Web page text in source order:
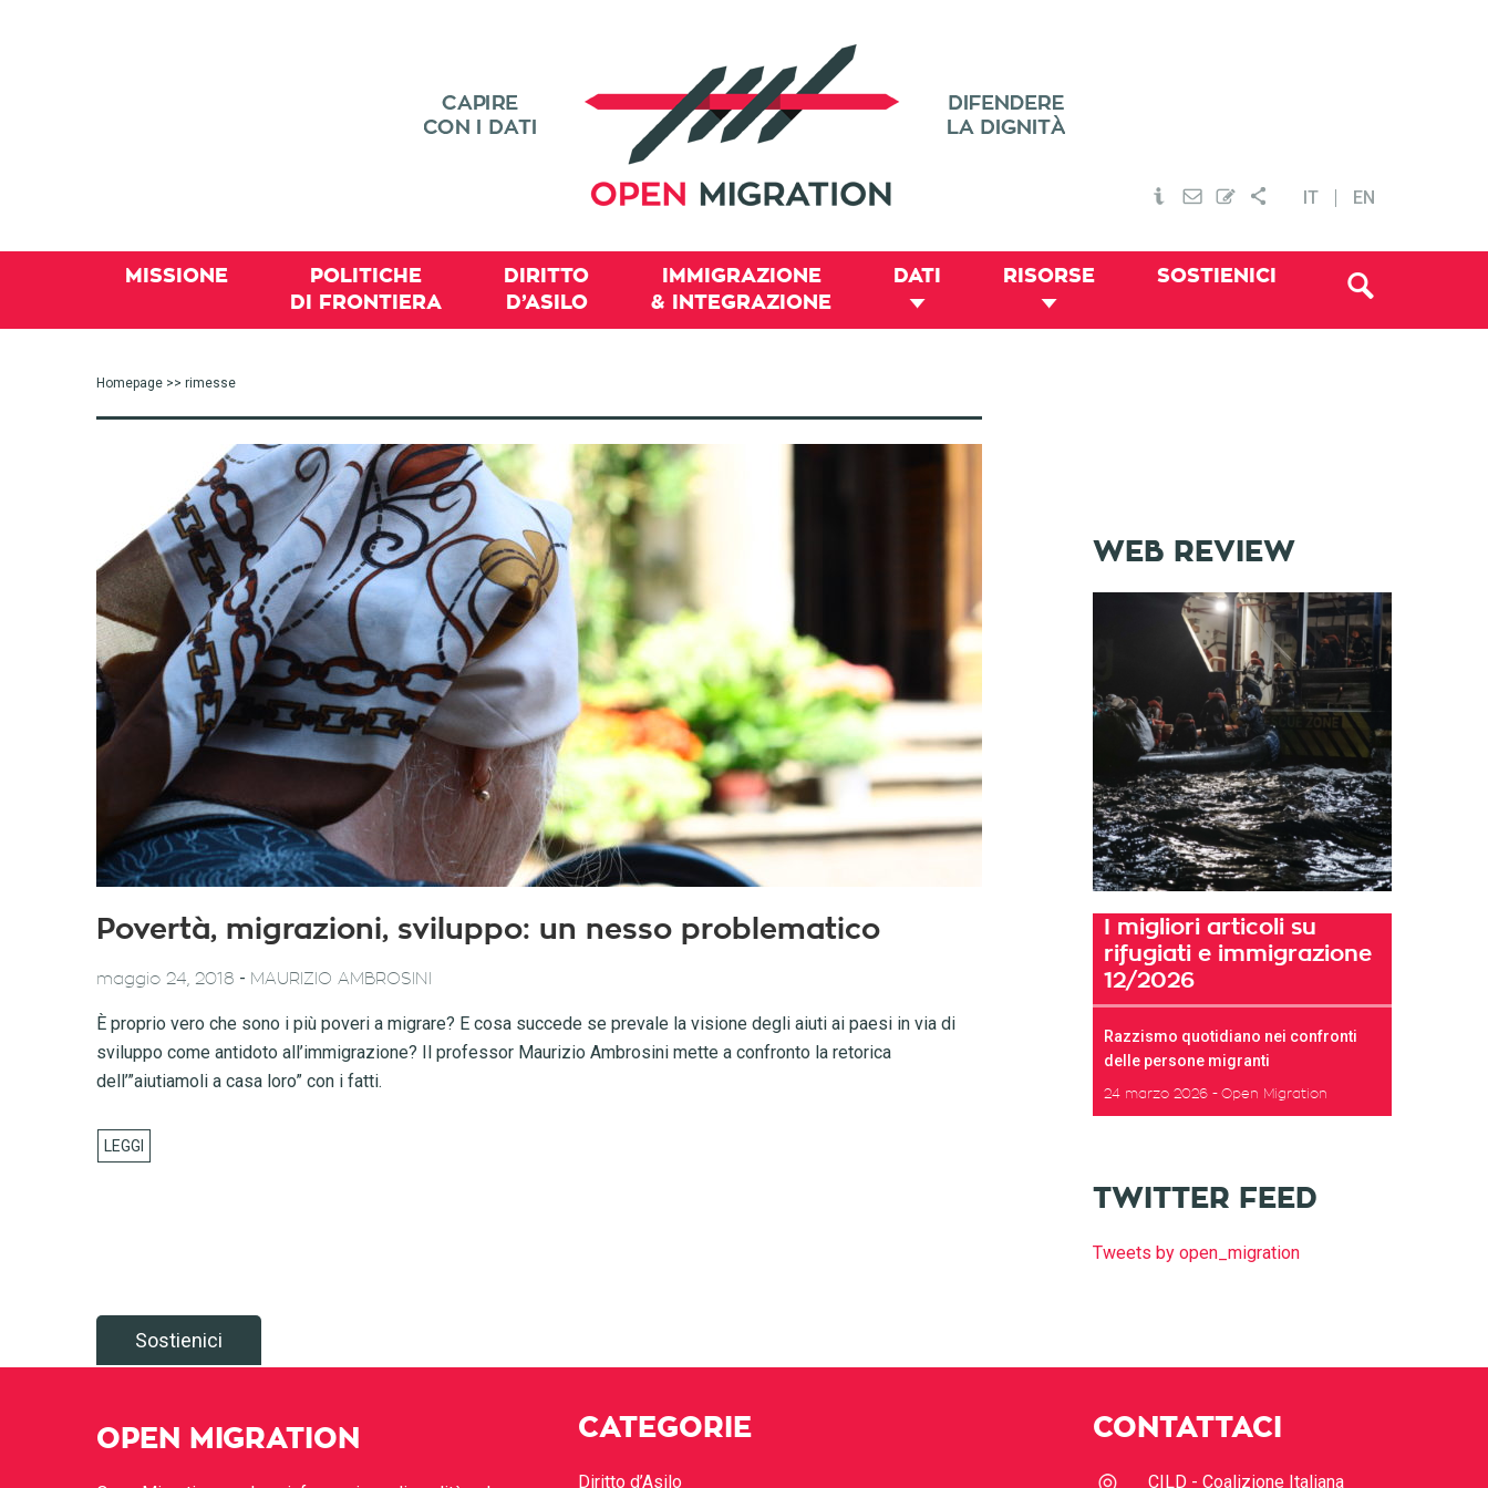
IT EN
MISSIONE
POLITICHE
DI FRONTIERA
DIRITTO
D’ASILO
IMMIGRAZIONE
& INTEGRAZIONE
DATI RISORSE SOSTIENICI
Homepage >> rimesse
Povertà, migrazioni, sviluppo: un nesso problematico
maggio 24, 2018 - MAURIZIO AMBROSINI
È proprio vero che sono i più poveri a migrare? E cosa succede se prevale la visione degli aiuti ai paesi in via di
sviluppo come antidoto all’immigrazione? Il professor Maurizio Ambrosini mette a confronto la retorica
dell’”aiutiamoli a casa loro” con i fatti.
WEB REVIEW
I migliori articoli su
rifugiati e immigrazione
12/2026
Razzismo quotidiano nei confronti
delle persone migranti
24 marzo 2026 Open Migration
TWITTER FEED
Tweets by open_migration
Sostienici
OPEN MIGRATION CATEGORIE
Diritto d’Asilo
CONTATTACI
CILD - Coalizione Italiana